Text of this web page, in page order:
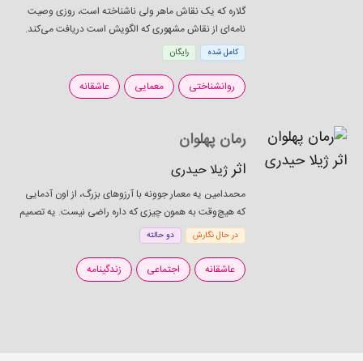
گلاره که یک نقاش ماهر ولی ناشناخته است، روزی وصیت
نامه‌ای از نقاش مشهوری که الگویش است دریافت می‌کند.
در وصیت‌نامه، از او درخواست می‌شود که برای کشیدن
تابلویی به عمارت کاویانی برود؛ و با انجام این...
کامل شده رایگان
روانشناختی معمایی عاشقانه
رمان پهلوان
اثرژیلا حیدری
محمدامین یه معمار جوونه با آرزوهای بزرگ، از اون آدمایی
که هیچ‌وقت به همون چیزی که داره راضی نیست. یه تصمیم
بزرگ می‌گیره؛ می‌خواد یه‌شبه به همه‌چی که آرزوشو داشته
برسه. برای همین یه پروژه‌ی عظیم رو...
در حال نگارش دو حالته
عاشقانه اجتماعی زندگینامه